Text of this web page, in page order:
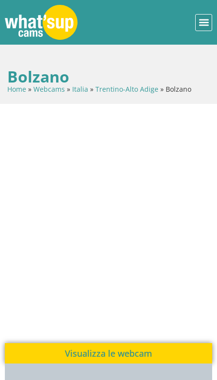
Bolzano
Home » Webcams » Italia » Trentino-Alto Adige » Bolzano
Visualizza le webcam